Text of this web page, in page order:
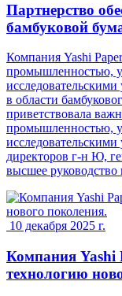
Партнерство
бамбуковой
Компания Yashi
промышленностью,
в области
приветствовала
промышленностью,
исследовательскими
директоров г-н Ю,
высшее руководство
10 декабря 2025 г.
Компания Yashi
технологию